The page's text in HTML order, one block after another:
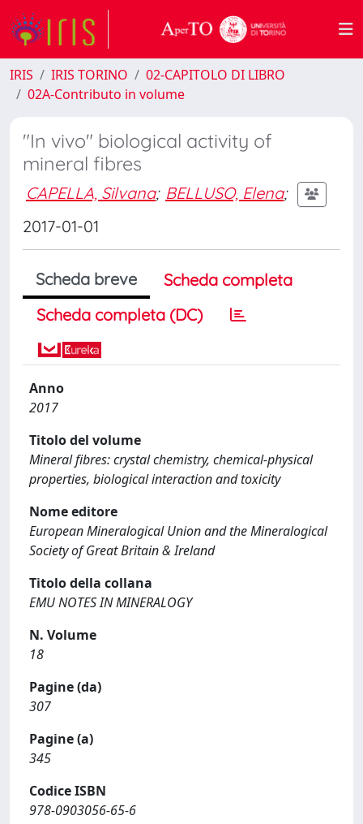
IRIS IRIS TORINO
02-CAPITOLO DI LIBRO
02A-Contributo in volume
"In vivo" biological activity of
mineral fibres
CAPELLA, Silvana; BELLUSO, Elena;
2017-01-01
Scheda breve
Scheda completa
Scheda completa (DC)
Anno
2017
Titolo del volume
Mineral fibres: crystal chemistry, chemical-physical
properties, biological interaction and toxicity
Nome editore
European Mineralogical Union and the Mineralogical
Society of Great Britain & Ireland
Titolo della collana
EMU NOTES IN MINERALOGY
N. Volume
18
Pagine (da)
307
Pagine (a)
345
Codice ISBN
978-0903056-65-6